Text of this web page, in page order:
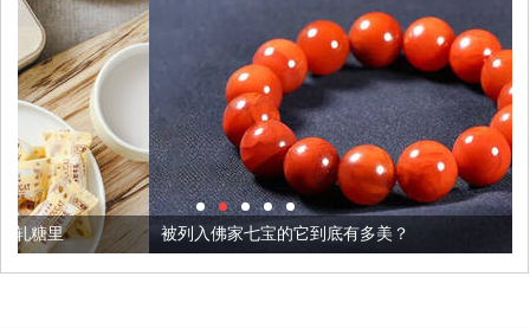
被列入佛家七宝的它到底有多美？